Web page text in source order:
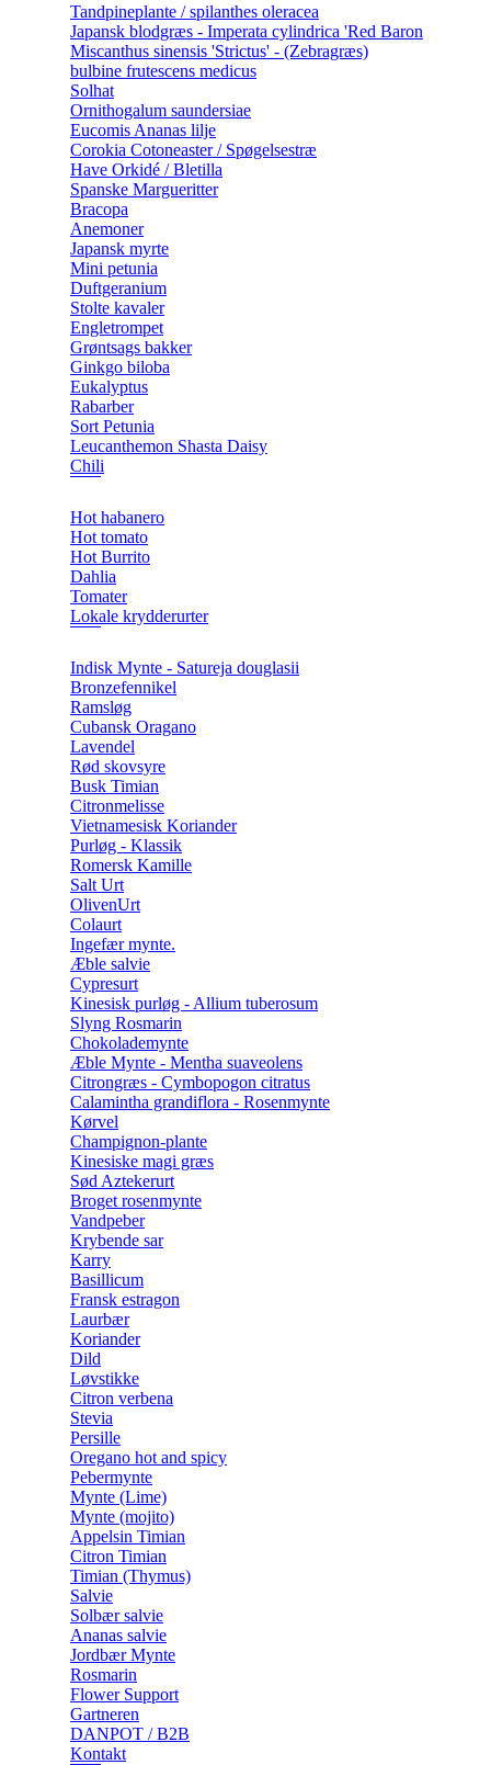
Tandpineplante / spilanthes oleracea
Japansk blodgræs - Imperata cylindrica 'Red Baron
Miscanthus sinensis 'Strictus' - (Zebragræs)
bulbine frutescens medicus
Solhat
Ornithogalum saundersiae
Eucomis Ananas lilje
Corokia Cotoneaster / Spøgelsestræ
Have Orkidé / Bletilla
Spanske Margueritter
Bracopa
Anemoner
Japansk myrte
Mini petunia
Duftgeranium
Stolte kavaler
Engletrompet
Grøntsags bakker
Ginkgo biloba
Eukalyptus
Rabarber
Sort Petunia
Leucanthemon Shasta Daisy
Chili
Hot habanero
Hot tomato
Hot Burrito
Dahlia
Tomater
Lokale krydderurter
Indisk Mynte - Satureja douglasii
Bronzefennikel
Ramsløg
Cubansk Oragano
Lavendel
Rød skovsyre
Busk Timian
Citronmelisse
Vietnamesisk Koriander
Purløg - Klassik
Romersk Kamille
Salt Urt
OlivenUrt
Colaurt
Ingefær mynte.
Æble salvie
Cypresurt
Kinesisk purløg - Allium tuberosum
Slyng Rosmarin
Chokolademynte
Æble Mynte - Mentha suaveolens
Citrongræs - Cymbopogon citratus
Calamintha grandiflora - Rosenmynte
Kørvel
Champignon-plante
Kinesiske magi græs
Sød Aztekerurt
Broget rosenmynte
Vandpeber
Krybende sar
Karry
Basillicum
Fransk estragon
Laurbær
Koriander
Dild
Løvstikke
Citron verbena
Stevia
Persille
Oregano hot and spicy
Pebermynte
Mynte (Lime)
Mynte (mojito)
Appelsin Timian
Citron Timian
Timian (Thymus)
Salvie
Solbær salvie
Ananas salvie
Jordbær Mynte
Rosmarin
Flower Support
Gartneren
DANPOT / B2B
Kontakt